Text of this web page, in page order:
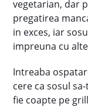
vegetarian, dar
pregatirea
in exces, iar
impreuna cu
Intreaba
cere ca sosul
fie coapte pe